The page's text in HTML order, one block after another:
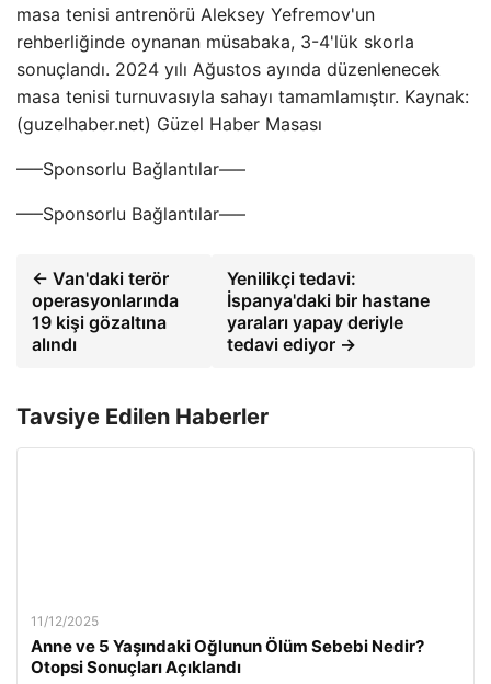
masa tenisi antrenörü Aleksey Yefremov'un
rehberliğinde oynanan müsabaka, 3-4'lük skorla
sonuçlandı. 2024 yılı Ağustos ayında düzenlenecek
masa tenisi turnuvasıyla sahayı tamamlamıştır. Kaynak:
(guzelhaber.net) Güzel Haber Masası
—–Sponsorlu Bağlantılar—–
—–Sponsorlu Bağlantılar—–
← Van'daki terör
operasyonlarında
19 kişi gözaltına
alındı
Yenilikçi tedavi:
İspanya'daki bir hastane
yaraları yapay deriyle
tedavi ediyor →
Tavsiye Edilen Haberler
11/12/2025
Anne ve 5 Yaşındaki Oğlunun Ölüm Sebebi Nedir?
Otopsi Sonuçları Açıklandı